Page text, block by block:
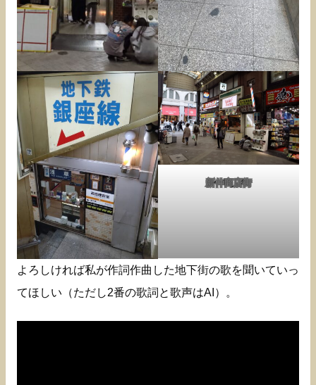
新仲商店街
よろしければ私が作詞作曲した地下街の歌を聞いていっ
てほしい（ただし2番の歌詞と歌声はAI）。